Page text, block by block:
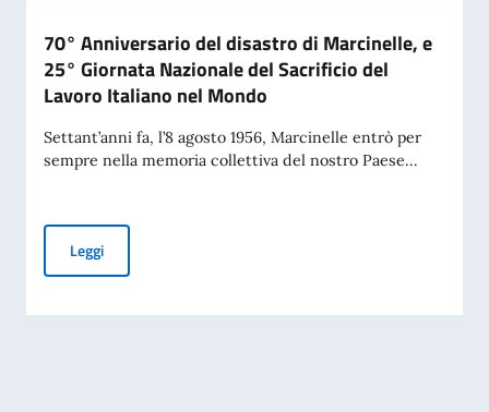
70° Anniversario del disastro di Marcinelle, e
25° Giornata Nazionale del Sacrificio del
Lavoro Italiano nel Mondo
Settant’anni fa, l’8 agosto 1956, Marcinelle entrò per
sempre nella memoria collettiva del nostro Paese...
Leggi70° Anniversario del disastro di Marcinelle, e 25°